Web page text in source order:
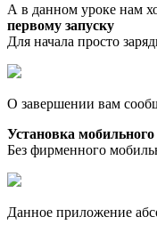
А в данном уроке нам
первому запуску
Для начала просто
О завершении вам
Установка
Без фирменного
Данное приложение